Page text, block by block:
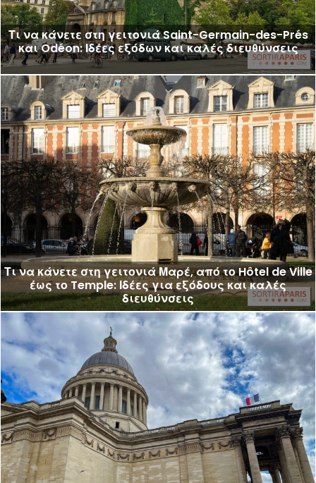
Τι να κάνετε στη γειτονιά Saint-Germain-des-Prés
και Odéon: Ιδέες εξόδων και καλές διευθύνσεις
Τι να κάνετε στη γειτονιά Μαρέ, από το Hôtel de Ville
έως το Temple: Ιδέες για εξόδους και καλές
διευθύνσεις